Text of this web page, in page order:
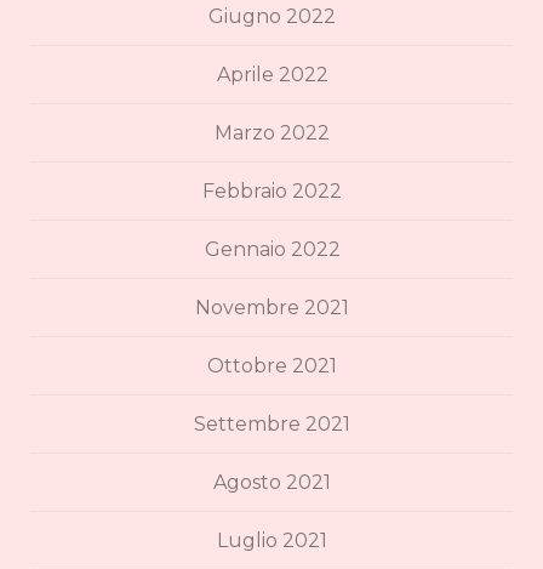
Giugno 2022
Aprile 2022
Marzo 2022
Febbraio 2022
Gennaio 2022
Novembre 2021
Ottobre 2021
Settembre 2021
Agosto 2021
Luglio 2021